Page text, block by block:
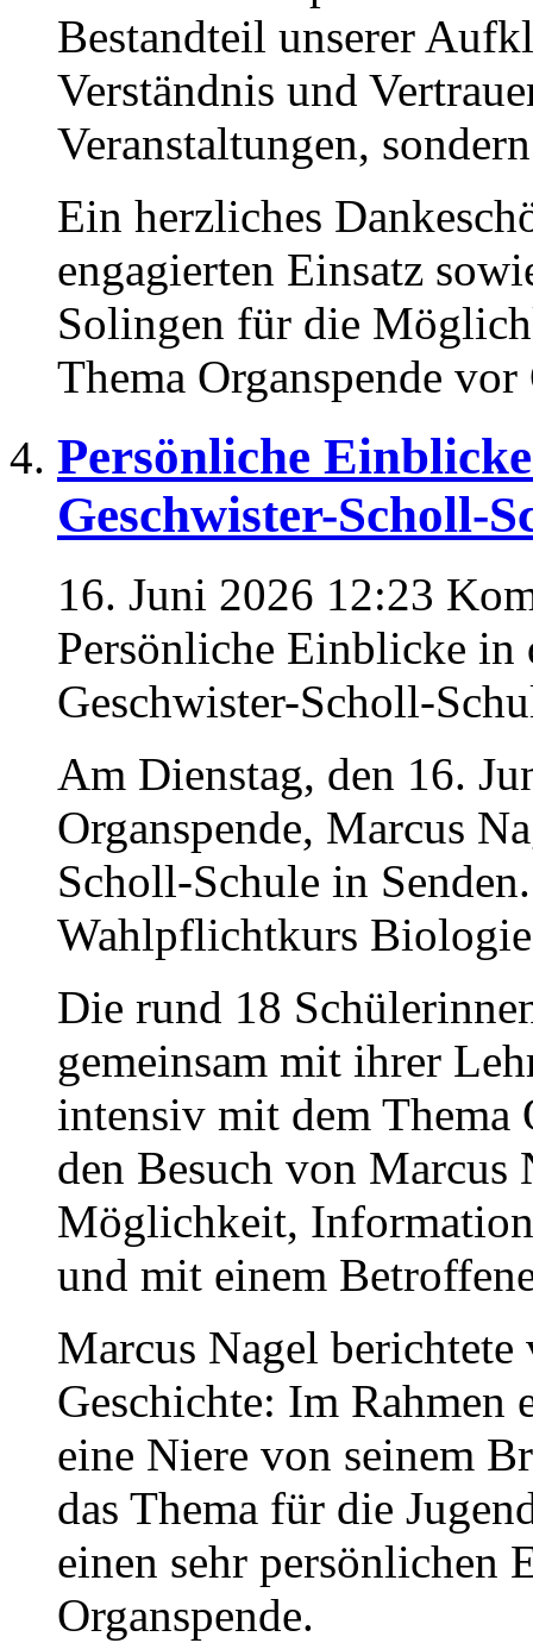
Bestandteil unserer
Verständnis und
Veranstaltungen,
Ein herzliches
engagierten Einsatz
Solingen für die
Thema Organspende
Persönliche
Geschwister-Scholl-
16. Juni 2026 12:23
Persönliche Einblicke in
Geschwister-Scholl-
Am Dienstag, den 16.
Organspende, Marcus
Scholl-Schule in
Wahlpflichtkurs Biologie
Die rund 18
gemeinsam mit ihrer
intensiv mit dem Thema
den Besuch von Marcus
Möglichkeit,
und mit einem
Marcus Nagel
Geschichte: Im Rahmen
eine Niere von seinem
das Thema für die
einen sehr persönlichen
Organspende.